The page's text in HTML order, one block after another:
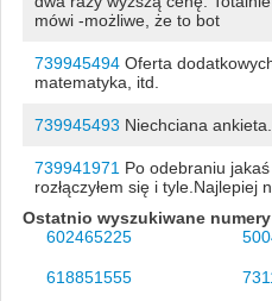
mówi -możliwe, że to bot
739945494Oferta
matematyka, itd.
739945493 Niechciana ankieta.
739941971 Po odebraniu
rozłączyłem się i tyle.Najlepiej
Ostatnio wyszukiwane
602465225
618851555